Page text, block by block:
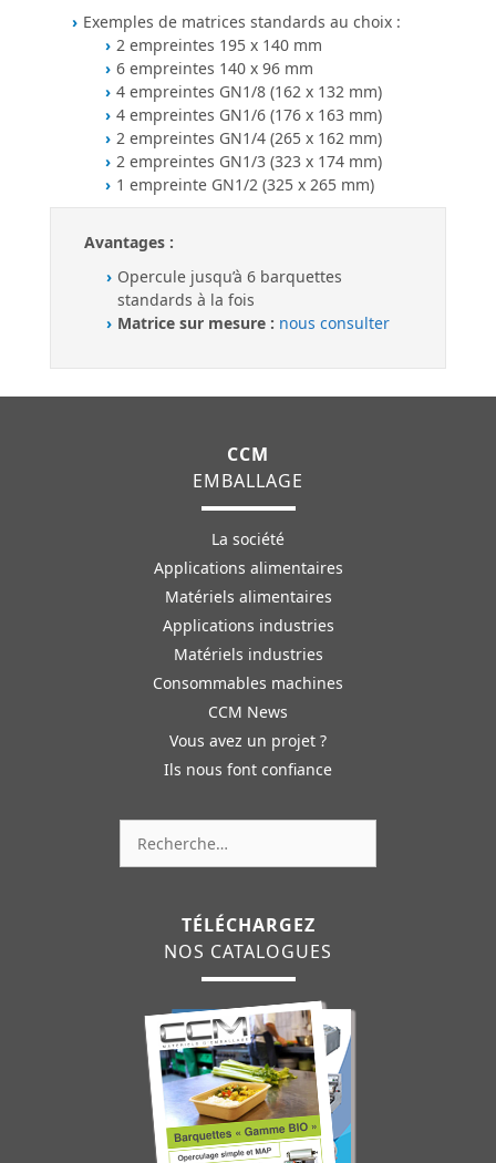
Exemples de matrices standards au choix :
2 empreintes 195 x 140 mm
6 empreintes 140 x 96 mm
4 empreintes GN1/8 (162 x 132 mm)
4 empreintes GN1/6 (176 x 163 mm)
2 empreintes GN1/4 (265 x 162 mm)
2 empreintes GN1/3 (323 x 174 mm)
1 empreinte GN1/2 (325 x 265 mm)
Avantages :
Opercule jusqu’à 6 barquettes
standards à la fois
Matrice sur mesure : nous consulter
CCM
EMBALLAGE
La société
Applications alimentaires
Matériels alimentaires
Applications industries
Matériels industries
Consommables machines
CCM News
Vous avez un projet ?
Ils nous font confiance
TÉLÉCHARGEZ
NOS CATALOGUES